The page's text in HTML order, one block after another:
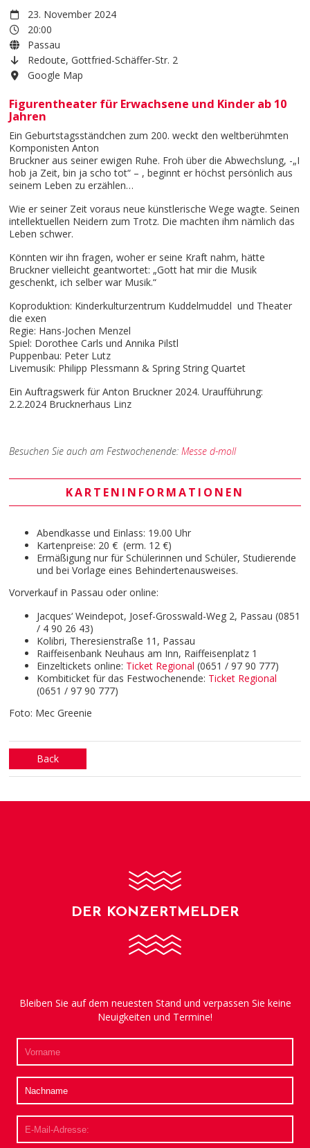
23. November 2024
20:00
Passau
Redoute, Gottfried-Schäffer-Str. 2
Google Map
Figurentheater für Erwachsene und Kinder ab 10
Jahren
Ein Geburtstagsständchen zum 200. weckt den weltberühmten
Komponisten Anton
Bruckner aus seiner ewigen Ruhe. Froh über die Abwechslung, -„I
hob ja Zeit, bin ja scho tot“ – , beginnt er höchst persönlich aus
seinem Leben zu erzählen…
Wie er seiner Zeit voraus neue künstlerische Wege wagte. Seinen
intellektuellen Neidern zum Trotz. Die machten ihm nämlich das
Leben schwer.
Könnten wir ihn fragen, woher er seine Kraft nahm, hätte
Bruckner vielleicht geantwortet: „Gott hat mir die Musik
geschenkt, ich selber war Musik.“
Koproduktion: Kinderkulturzentrum Kuddelmuddel und Theater
die exen
Regie: Hans-Jochen Menzel
Spiel: Dorothee Carls und Annika Pilstl
Puppenbau: Peter Lutz
Livemusik: Philipp Plessmann & Spring String Quartet
Ein Auftragswerk für Anton Bruckner 2024. Uraufführung:
2.2.2024 Brucknerhaus Linz
Besuchen Sie auch am Festwochenende: Messe d-moll
KARTENINFORMATIONEN
Abendkasse und Einlass: 19.00 Uhr
Kartenpreise: 20 € (erm. 12 €)
Ermäßigung nur für Schülerinnen und Schüler, Studierende
und bei Vorlage eines Behindertenausweises.
Vorverkauf in Passau oder online:
Jacques‘ Weindepot, Josef-Grosswald-Weg 2, Passau (0851
/ 4 90 26 43)
Kolibri, Theresienstraße 11, Passau
Raiffeisenbank Neuhaus am Inn, Raiffeisenplatz 1
Einzeltickets online: Ticket Regional (0651 / 97 90 777)
Kombiticket für das Festwochenende: Ticket Regional
(0651 / 97 90 777)
Foto: Mec Greenie
Back
DER KONZERTMELDER
Bleiben Sie auf dem neuesten Stand und verpassen Sie keine
Neuigkeiten und Termine!